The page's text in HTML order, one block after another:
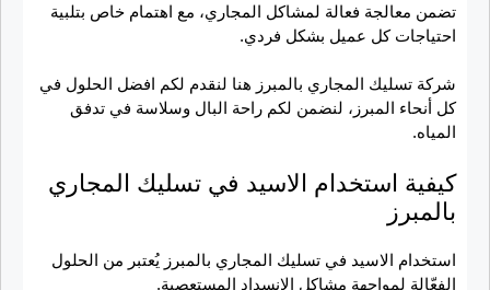
تضمن معالجة فعالة لمشاكل المجاري، مع اهتمام خاص بتلبية
احتياجات كل عميل بشكل فردي.
شركة تسليك المجاري بالمبرز هنا لنقدم لكم افضل الحلول في
كل أنحاء المبرز، لنضمن لكم راحة البال وسلاسة في تدفق
المياه.
كيفية استخدام الاسيد في تسليك المجاري
بالمبرز
استخدام الاسيد في تسليك المجاري بالمبرز يُعتبر من الحلول
الفعّالة لمواجهة مشاكل الانسداد المستعصية.